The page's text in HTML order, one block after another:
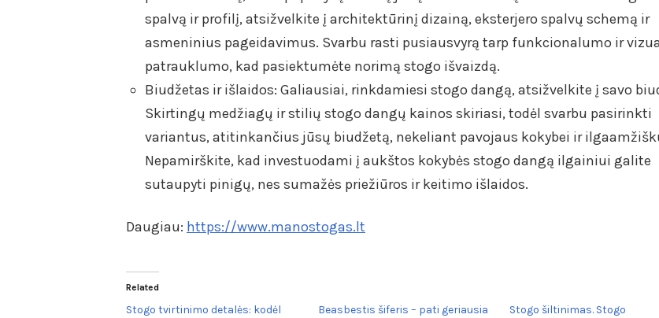
spalvą ir profilį, atsižvelkite į architektūrinį dizainą, eksterjero spalvų schemą ir
asmeninius pageidavimus. Svarbu rasti pusiausvyrą tarp funkcionalumo ir
patrauklumo, kad pasiektumėte norimą stogo išvaizdą.
Biudžetas ir išlaidos: Galiausiai, rinkdamiesi stogo dangą, atsižvelkite į savo
Skirtingų medžiagų ir stilių stogo dangų kainos skiriasi, todėl svarbu pasirinkti
variantus, atitinkančius jūsų biudžetą, nekeliant pavojaus kokybei ir
Nepamirškite, kad investuodami į aukštos kokybės stogo dangą ilgainiui galite
sutaupyti pinigų, nes sumažės priežiūros ir keitimo išlaidos.
Daugiau: https://www.manostogas.lt
Related
Stogo tvirtinimo detalės: kodėl
Beasbestis šiferis – pati geriausia
Stogo šiltinimas. Stogo